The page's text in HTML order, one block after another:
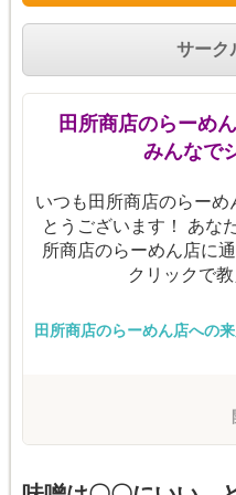
サーク
田所商店のらーめ
みんなで
いつも田所商店のらー
とうございます！ あな
所商店のらーめん店に
クリックで
田所商店のらーめん店への